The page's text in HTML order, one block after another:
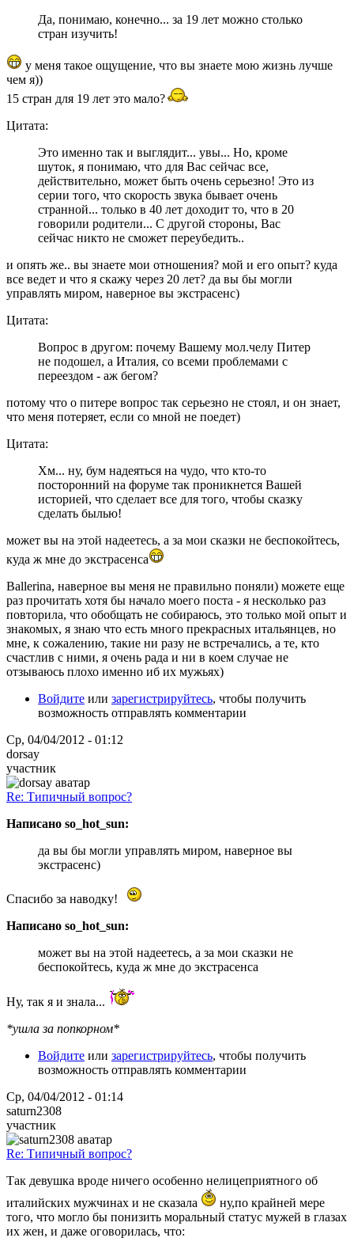
Да, понимаю, конечно... за 19 лет можно столько
стран изучить!
у меня такое ощущение, что вы знаете мою жизнь лучше
чем я))
15 стран для 19 лет это мало?
Цитата:
Это именно так и выглядит... увы... Но, кроме
шуток, я понимаю, что для Вас сейчас все,
действительно, может быть очень серьезно! Это из
серии того, что скорость звука бывает очень
странной... только в 40 лет доходит то, что в 20
говорили родители... С другой стороны, Вас
сейчас никто не сможет переубедить..
и опять же.. вы знаете мои отношения? мой и его опыт? куда
все ведет и что я скажу через 20 лет? да вы бы могли
управлять миром, наверное вы экстрасенс)
Цитата:
Вопрос в другом: почему Вашему мол.челу Питер
не подошел, а Италия, со всеми проблемами с
переездом - аж бегом?
потому что о питере вопрос так серьезно не стоял, и он знает,
что меня потеряет, если со мной не поедет)
Цитата:
Хм... ну, бум надеяться на чудо, что кто-то
посторонний на форуме так проникнется Вашей
историей, что сделает все для того, чтобы cказку
сделать былью!
может вы на этой надеетесь, а за мои сказки не беспокойтесь,
куда ж мне до экстрасенса
Ballerina, наверное вы меня не правильно поняли) можете еще
раз прочитать хотя бы начало моего поста - я несколько раз
повторила, что обобщать не собираюсь, это только мой опыт и
знакомых, я знаю что есть много прекрасных итальянцев, но
мне, к сожалению, такие ни разу не встречались, а те, кто
счастлив с ними, я очень рада и ни в коем случае не
отзываюсь плохо именно иб их мужьях)
Войдите или зарегистрируйтесь, чтобы получить
возможность отправлять комментарии
Ср, 04/04/2012 - 01:12
dorsay
участник
Re: Типичный вопрос?
Написано so_hot_sun:
да вы бы могли управлять миром, наверное вы
экстрасенс)
Спасибо за наводку!
Написано so_hot_sun:
может вы на этой надеетесь, а за мои сказки не
беспокойтесь, куда ж мне до экстрасенса
Ну, так я и знала...
*ушла за попкорном*
Войдите или зарегистрируйтесь, чтобы получить
возможность отправлять комментарии
Ср, 04/04/2012 - 01:14
saturn2308
участник
Re: Типичный вопрос?
Так девушка вроде ничего особенно нелицеприятного об
италийских мужчинах и не сказала
ну,по крайней мере
того, что могло бы понизить моральный статус мужей в глазах
их жен, и даже оговорилась, что: